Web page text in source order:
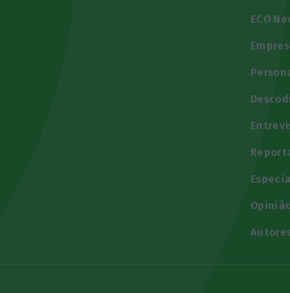
ECO